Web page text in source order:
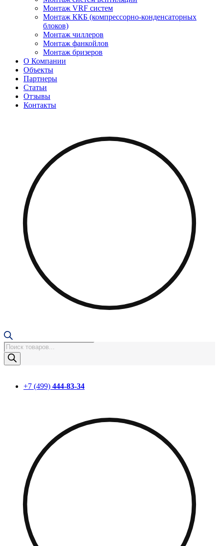
Монтаж VRF систем
Монтаж ККБ (компрессорно-конденсаторных
блоков)
Монтаж чиллеров
Монтаж фанкойлов
Монтаж бризеров
О Компании
Объекты
Партнеры
Статьи
Отзывы
Контакты
Поиск
товаров
+7 (499) 444-83-34